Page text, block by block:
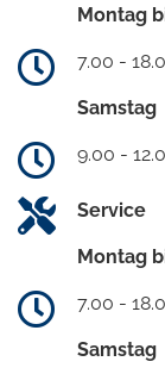
Montag
7.00 -
Samstag
9.00 -
Service
Montag
7.00 -
Samstag